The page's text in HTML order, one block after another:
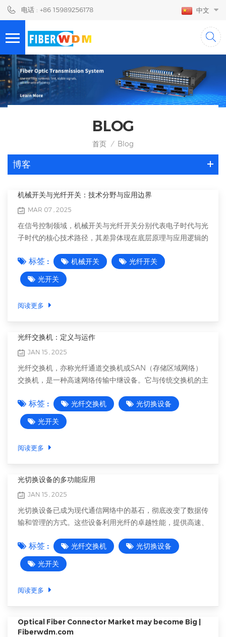
电话 : +86 15989256178 中文
BLOG
首页 / Blog
博客
机械开关与光纤开关：技术分野与应用边界
MAR 07 , 2025
在信号控制领域，机械开关与光纤开关分别代表电子时代与光
子时代的核心技术路径，其差异体现在底层原理与应用逻辑的
物理接触控制电流通断，依赖弹簧、杠杆等机械部件的运动。
这种直观的物理操作使其在传统电子设备中具有不可替代的地
位，但机械磨损与环境干扰限制了使用寿命。 光纤开关则基
作原理包括光的反射、折射或调制效应，例如利用微机电系统
（MEMS）移动光纤或镜片，或通过电光晶体改变光的传播
方向。非接触式操作消除了机械损耗，成为光通信网络的关键
级切换难以满足高速通信需求，而光纤开关可实现微秒至纳秒
级响应。寿命周期方面，机械开关受限于触点磨损（10^5-
10^7 次操作），光纤开关（非机械式）寿命可达 10^9 次以
上。电磁干扰特性上，...
标签 : 机械开关
光纤开关
光开关
阅读更多
光纤交换机：定义与运作
JAN 15 , 2025
光纤交换机，亦称光纤通道交换机或SAN（存储区域网络）
交换机，是一种高速网络传输中继设备。它与传统交换机的主
干扰性方面提供了显著优势，使其成为需要高性能和可靠性的
各种网络环境的理想选择。 光纤交换机的定义 光纤交换机是
一种多端口的电信网络桥接设备，主要用于连接多根光纤并控
接设备的消息，并将这些消息仅传输到目标设备来实现功能。
这种选择性路由能力使光纤交换机区别于向网络上所有设备广
播消息的集线器。 光纤交换机的工作原理 光纤交换机基于在
息时，光纤交换机拦截它，读取目标地址，然后将消息路由到
相应的设备，而无需转换或更改IP级别的数据包。此过程确保
数据能够高效且安全地传输。 此外，全光交换机作为光纤交
换机的一个子集，能够将整个光信号从光输...
标签 : 光纤交换机
光切换设备
光开关
阅读更多
光切换设备的多功能应用
JAN 15 , 2025
光切换设备已成为现代通信网络中的基石，彻底改变了数据传
输和管理的方式。这些设备利用光纤的卓越性能，提供高速、
应用，并了解它们是如何塑造各行各业的。 1. 电信与数据中
心 光切换设备在电信和数据中心中不可或缺。它们支持服务
器、路由器和其他网络设备之间数据的无缝传输。在数据中心
效地流动。这对于维护关键应用和服务的正常运行和性能至关
重要。 2. 光纤到户（FTTH）网络 FTTH网络正变得越来越普
遍，直接将高速互联网接入家庭和企业。光切换设备在这些网
络中发挥着至关重要的作用，负责光信号的分配和管理。它们
标签 : 光纤交换机
光切换设备
光开关
阅读更多
Optical Fiber Connector Market may become Big |
Fiberwdm.com